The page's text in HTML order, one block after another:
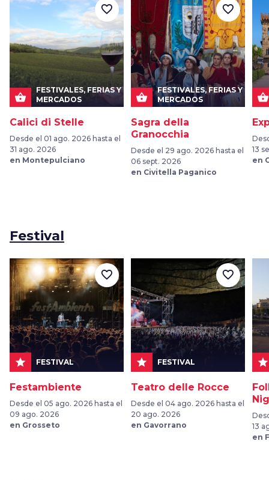
shopping_basket
FESTIVALES, FERIAS Y
MERCADOS
Calici di Stelle
Desde el 01 ago. 2026 hasta el
31 ago. 2026
en Montepulciano
favorite_border
shopping_basket
FESTIVALES, FERIAS Y
MERCADOS
Sagra della
Granocchia
Desde el 29 ago. 2026 hasta el
06 sept. 2026
en Civitella Paganico
favorite_border
shopping_basket
13
en
Festival
star FESTIVAL
Festambiente
Desde el 05 ago. 2026 hasta el
09 ago. 2026
en Grosseto
favorite_border
star FESTIVAL
Teatro delle Rocce
Desde el 04 ago. 2026 hasta el
20 ago. 2026
en Gavorrano
favorite_border
star
13
en